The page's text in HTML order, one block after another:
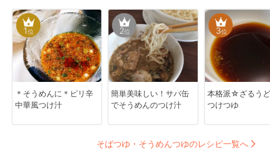
1位
＊そうめんに＊ピリ辛
中華風つけ汁
2位
簡単美味しい！サバ缶
でそうめんのつけ汁
3位
本格派☆ざるう
つけつゆ
そばつゆ・そうめんつゆのレシピ一覧へ